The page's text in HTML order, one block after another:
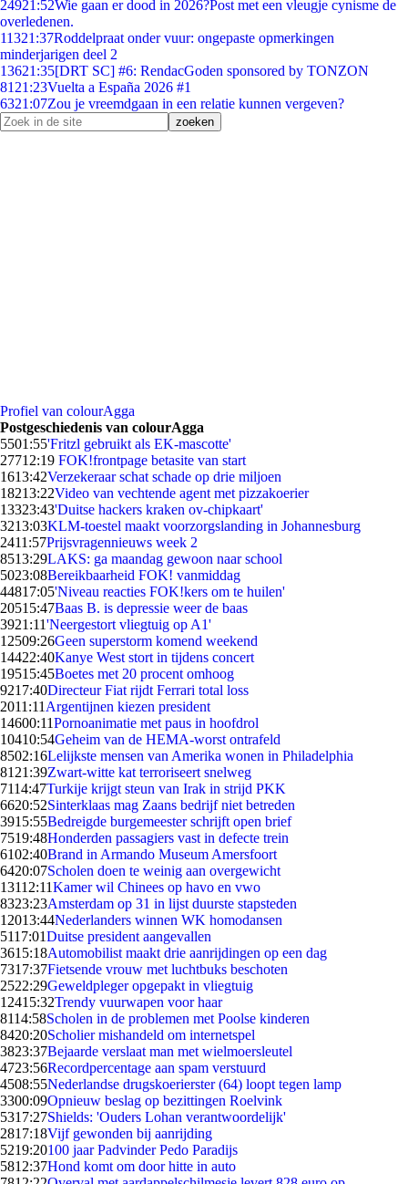
24921:52Wie gaan er dood in 2026?Post met een vleugje cynisme de
overledenen.
11321:37Roddelpraat onder vuur: ongepaste opmerkingen
minderjarigen deel 2
13621:35[DRT SC] #6: RendacGoden sponsored by TONZON
81 21:23Vuelta a España 2026 #1
6321:07Zou je vreemdgaan in een relatie kunnen vergeven?
Profiel van colourAgga
Postgeschiedenis van colourAgga
5501:55'Fritzl gebruikt als EK-mascotte'
27712:19 FOK!frontpage betasite van start
1613:42Verzekeraar schat schade op drie miljoen
18213:22Video van vechtende agent met pizzakoerier
13323:43'Duitse hackers kraken ov-chipkaart'
3213:03KLM-toestel maakt voorzorgslanding in Johannesburg
2411:57Prijsvragennieuws week 2
8513:29LAKS: ga maandag gewoon naar school
5023:08Bereikbaarheid FOK! vanmiddag
44817:05'Niveau reacties FOK!kers om te huilen'
20515:47Baas B. is depressie weer de baas
3921:11'Neergestort vliegtuig op A1'
12509:26Geen superstorm komend weekend
14422:40Kanye West stort in tijdens concert
19515:45Boetes met 20 procent omhoog
9217:40Directeur Fiat rijdt Ferrari total loss
2011:11 Argentijnen kiezen president
14600:11Pornoanimatie met paus in hoofdrol
10410:54Geheim van de HEMA-worst ontrafeld
8502:16Lelijkste mensen van Amerika wonen in Philadelphia
81 21:39Zwart-witte kat terroriseert snelweg
7114:47Turkije krijgt steun van Irak in strijd PKK
6620:52Sinterklaas mag Zaans bedrijf niet betreden
3915:55Bedreigde burgemeester schrijft open brief
7519:48Honderden passagiers vast in defecte trein
6102:40Brand in Armando Museum Amersfoort
6420:07Scholen doen te weinig aan overgewicht
13112:11Kamer wil Chinees op havo en vwo
8323:23Amsterdam op 31 in lijst duurste stapsteden
12013:44Nederlanders winnen WK homodansen
5117:01Duitse president aangevallen
3615:18Automobilist maakt drie aanrijdingen op een dag
7317:37Fietsende vrouw met luchtbuks beschoten
2522:29Geweldpleger opgepakt in vliegtuig
12415:32Trendy vuurwapen voor haar
8114:58Scholen in de problemen met Poolse kinderen
8420:20Scholier mishandeld om internetspel
3823:37Bejaarde verslaat man met wielmoersleutel
4723:56Recordpercentage aan spam verstuurd
4508:55Nederlandse drugskoerierster (64) loopt tegen lamp
3300:09Opnieuw beslag op bezittingen Roelvink
5317:27Shields: 'Ouders Lohan verantwoordelijk'
2817:18Vijf gewonden bij aanrijding
5219:20100 jaar Padvinder Pedo Paradijs
5812:37Hond komt om door hitte in auto